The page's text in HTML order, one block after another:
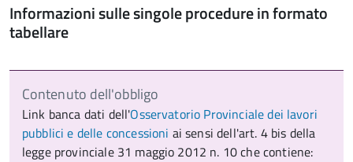
Informazioni sulle singole procedure in formato
tabellare
Contenuto dell'obbligo
Link banca dati dell'Osservatorio Provinciale dei lavori
pubblici e delle concessioni ai sensi dell'art. 4 bis della
legge provinciale 31 maggio 2012 n. 10 che contiene: